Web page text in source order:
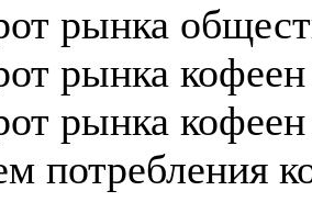
рынка
рынка
рынка
потребления